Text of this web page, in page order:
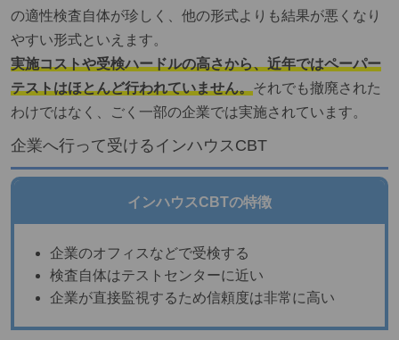
の適性検査自体が珍しく、他の形式よりも結果が悪くなり
やすい形式といえます。
実施コストや受検ハードルの高さから、近年ではペーパー
テストはほとんど行われていません。それでも撤廃された
わけではなく、ごく一部の企業では実施されています。
企業へ行って受けるインハウスCBT
インハウスCBTの特徴
企業のオフィスなどで受検する
検査自体はテストセンターに近い
企業が直接監視するため信頼度は非常に高い